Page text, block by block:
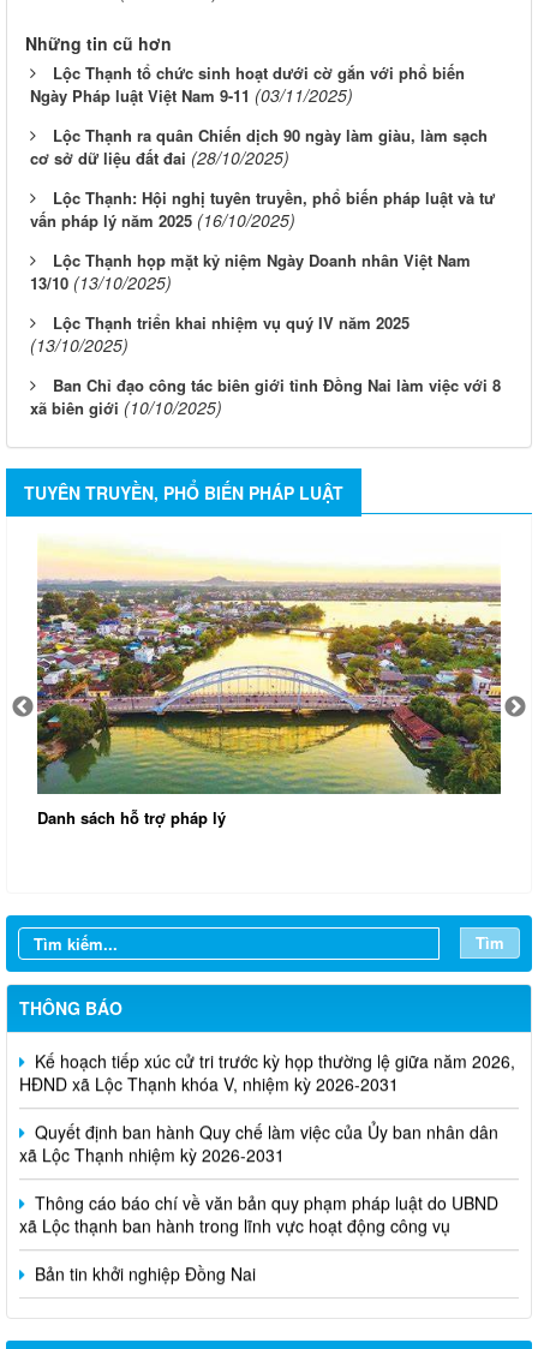
Những tin cũ hơn
Lộc Thạnh tổ chức sinh hoạt dưới cờ gắn với phổ biến
Ngày Pháp luật Việt Nam 9-11 (03/11/2025)
Lộc Thạnh ra quân Chiến dịch 90 ngày làm giàu, làm sạch
cơ sở dữ liệu đất đai (28/10/2025)
Lộc Thạnh: Hội nghị tuyên truyền, phổ biến pháp luật và tư
vấn pháp lý năm 2025 (16/10/2025)
Lộc Thạnh họp mặt kỷ niệm Ngày Doanh nhân Việt Nam
13/10 (13/10/2025)
Lộc Thạnh triển khai nhiệm vụ quý IV năm 2025
(13/10/2025)
Ban Chỉ đạo công tác biên giới tỉnh Đồng Nai làm việc với 8
xã biên giới (10/10/2025)
TUYÊN TRUYỀN, PHỔ BIẾN PHÁP LUẬT
Quyết định ban hành Quy chế làm việc của Ủy
Tìm
THÔNG BÁO
Kế hoạch tiếp xúc cử tri trước kỳ họp thường lệ giữa năm 2026,
HĐND xã Lộc Thạnh khóa V, nhiệm kỳ 2026-2031
Quyết định ban hành Quy chế làm việc của Ủy ban nhân dân
xã Lộc Thạnh nhiệm kỳ 2026-2031
Thông cáo báo chí về văn bản quy phạm pháp luật do UBND
xã Lộc thạnh ban hành trong lĩnh vực hoạt động công vụ
Bản tin khởi nghiệp Đồng Nai